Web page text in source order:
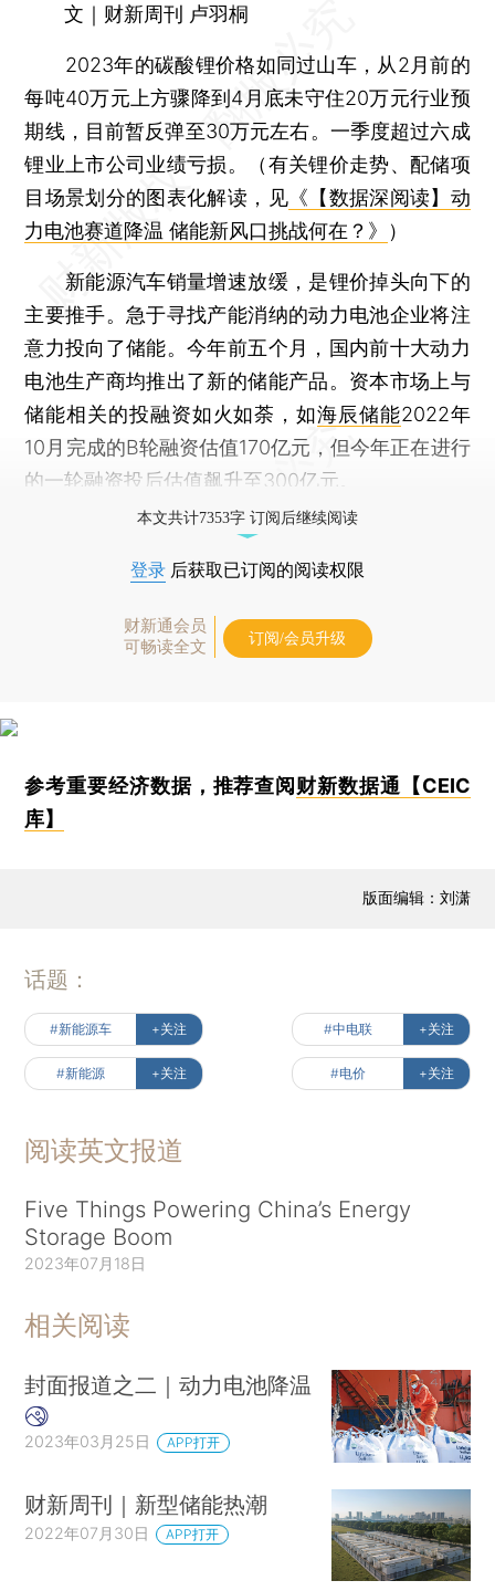
文｜财新周刊 卢羽桐
2023年的碳酸锂价格如同过山车，从2月前的
每吨40万元上方骤降到4月底未守住20万元行业预
期线，目前暂反弹至30万元左右。一季度超过六成
锂业上市公司业绩亏损。（有关锂价走势、配储项
目场景划分的图表化解读，见《【数据深阅读】动
力电池赛道降温 储能新风口挑战何在？》
）
新能源汽车销量增速放缓，是锂价掉头向下的
主要推手。急于寻找产能消纳的动力电池企业将注
意力投向了储能。今年前五个月，国内前十大动力
电池生产商均推出了新的储能产品。资本市场上与
储能相关的投融资如火如荼，如海辰储能2022年
10月完成的B轮融资估值170亿元，但今年正在进行
的一轮融资投后估值飙升至300亿元。
本文共计7353字 订阅后继续阅读
登录 后获取已订阅的阅读权限
财新通会员
可畅读全文
订阅/会员升级
参考重要经济数据，推荐查阅财新数据通【CEIC
库】
版面编辑：刘潇
话题：
#新能源车 +关注 #中电联 +关注
#新能源 +关注 #电价 +关注
阅读英文报道
Five Things Powering China’s Energy
Storage Boom
2023年07月18日
相关阅读
封面报道之二｜动力电池降温
2023年03月25日 APP打开
财新周刊｜新型储能热潮
2022年07月30日 APP打开